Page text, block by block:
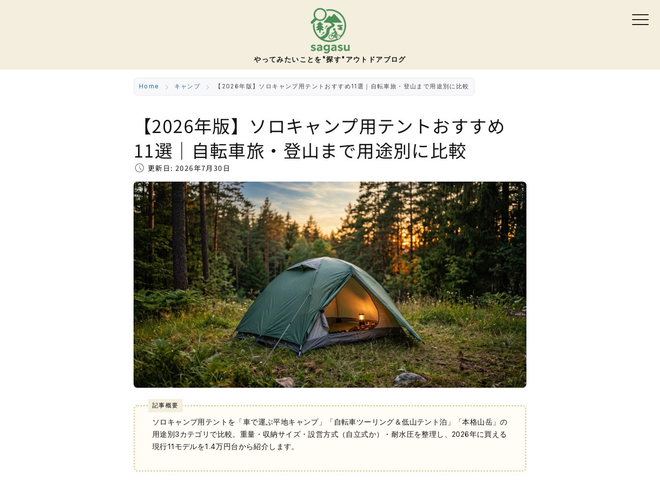
やってみたいことを"探す" アウトドアブログ
Home キャンプ 【2026年版】ソロキャンプ用テントおすすめ11選｜自転車旅・登山まで用途別に比較
【2026年版】ソロキャンプ用テントおすすめ
11選｜自転車旅・登山まで用途別に比較
更新日: 2026年7月30日
記事概要
ソロキャンプ用テントを「車で運ぶ平地キャンプ」「自転車ツーリング＆低山テント泊」「本格山岳」の
用途別3カテゴリで比較。重量・収納サイズ・設営方式（自立式か）・耐水圧を整理し、2026年に買える
現行11モデルを1.4万円台から紹介します。